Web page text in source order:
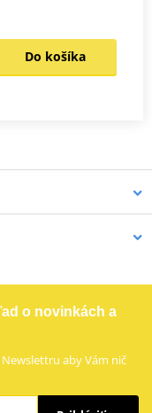
Do košíka
o novinkách a
aby Vám nič